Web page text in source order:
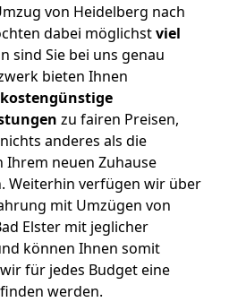
von Heidelberg nach
dabei möglichstviel
sind Sie bei uns genau
bieten Ihnen
kostengünstige
zu fairen Preisen,
anderes als die
Ihrem neuen Zuhause
Weiterhin verfügen wir über
mit Umzügen von
Elster mit jeglicher
können Ihnen somit
für jedes Budget eine
werden.